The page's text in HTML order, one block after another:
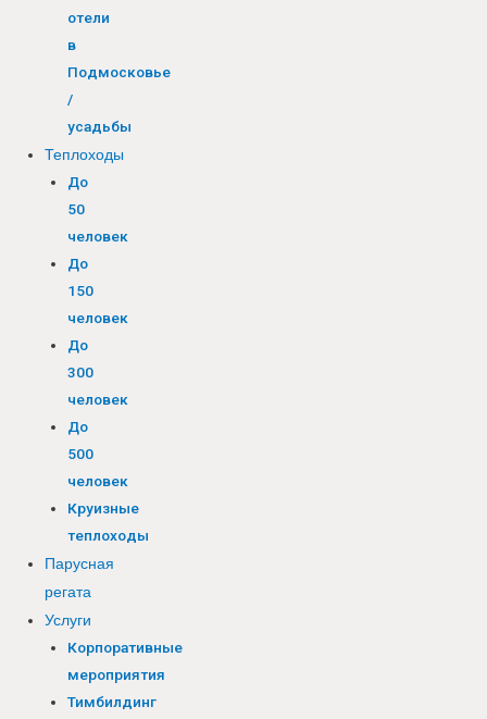
отели
в
Подмосковье
/
усадьбы
Теплоходы
До
50
человек
До
150
человек
До
300
человек
До
500
человек
Круизные
теплоходы
Парусная
регата
Услуги
Корпоративные
мероприятия
Тимбилдинг